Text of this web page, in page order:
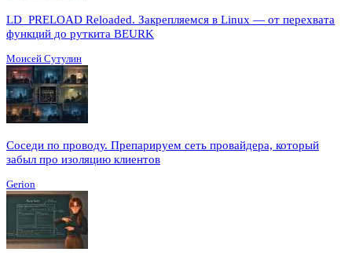
LD_PRELOAD Reloaded. Закрепляемся в Linux — от перехвата
функций до руткита BEURK
Моисей Сутулин
Соседи по проводу. Препарируем сеть провайдера, который
забыл про изоляцию клиентов
Gerion